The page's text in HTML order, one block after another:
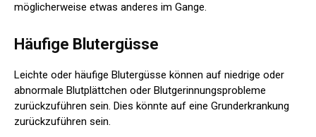
möglicherweise etwas anderes im Gange.
Häufige Blutergüsse
Leichte oder häufige Blutergüsse können auf niedrige oder
abnormale Blutplättchen oder Blutgerinnungsprobleme
zurückzuführen sein. Dies könnte auf eine Grunderkrankung
zurückzuführen sein.